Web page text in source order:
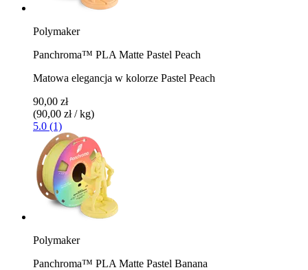
Polymaker
Panchroma™ PLA Matte Pastel Peach
Matowa elegancja w kolorze Pastel Peach
90,00 zł
(90,00 zł / kg)
5.0 (1)
Polymaker
Panchroma™ PLA Matte Pastel Banana